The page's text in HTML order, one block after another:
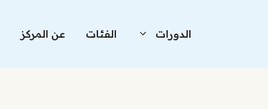
الدورات الفئات عن المركز